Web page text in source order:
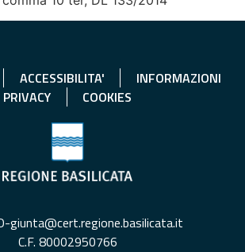
ACCESSIBILITA'
INFORMAZIONI
PRIVACY
COOKIES
giunta@cert.regione.basilicata.it
C.F. 80002950766